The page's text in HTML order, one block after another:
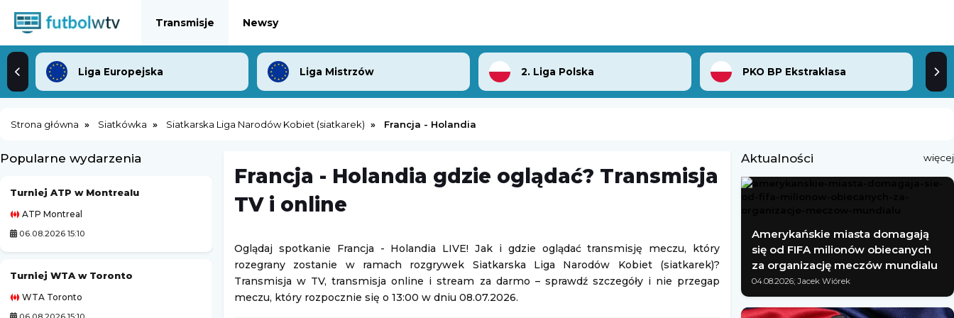
Transmisje Newsy
Liga Europejska Liga Mistrzów 2. Liga Polska PKO BP Ekstraklasa
Strona główna Siatkówka Siatkarska Liga Narodów Kobiet (siatkarek) Francja - Holandia
Popularne wydarzenia
Turniej ATP w Montrealu
ATP Montreal
06.08.2026 15:10
Turniej WTA w Toronto
WTA Toronto
Liga Siatkówki Kobiet
Turniej ATP Challenger w Grodzisku Mazowieckim
Challenger Grodzisk Mazowiecki
Tour de France (kobiety)
Kolarstwo
Francja - Holandia gdzie oglądać? Transmisja
TV i online
Oglądaj spotkanie Francja - Holandia LIVE! Jak i gdzie oglądać transmisję meczu, który
rozegrany zostanie w ramach rozgrywek Siatkarska Liga Narodów Kobiet (siatkarek)?
Transmisja w TV, transmisja online i stream za darmo – sprawdź szczegóły i nie przegap
meczu, który rozpocznie się o 13:00 w dniu 08.07.2026.
Aktualności więcej
Amerykańskie miasta domagają
się od FIFA milionów obiecanych
za organizację meczów mundialu
04.08.2026; Jacek Wiórek